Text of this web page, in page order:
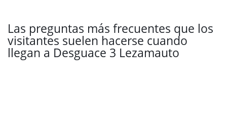
Las preguntas más frecuentes que los
visitantes suelen hacerse cuando
llegan a Desguace 3 Lezamauto